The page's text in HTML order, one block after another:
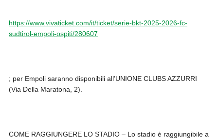
https://www.vivaticket.com/it/ticket/serie-bkt-2025-2026-fc-
sudtirol-empoli-ospiti/280607
; per Empoli saranno disponibili all’UNIONE CLUBS AZZURRI
(Via Della Maratona, 2).
COME RAGGIUNGERE LO STADIO – Lo stadio è raggiungibile a